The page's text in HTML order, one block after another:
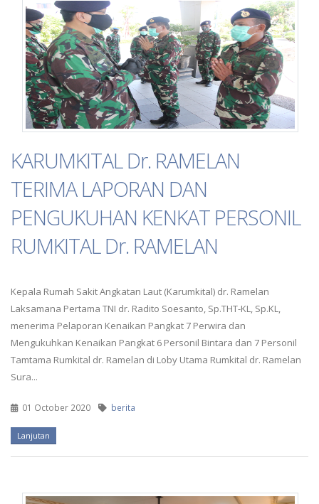
KARUMKITAL Dr. RAMELAN
TERIMA LAPORAN DAN
PENGUKUHAN KENKAT PERSONIL
RUMKITAL Dr. RAMELAN
Kepala Rumah Sakit Angkatan Laut (Karumkital) dr. Ramelan
Laksamana Pertama TNI dr. Radito Soesanto, Sp.THT-KL, Sp.KL,
menerima Pelaporan Kenaikan Pangkat 7 Perwira dan
Mengukuhkan Kenaikan Pangkat 6 Personil Bintara dan 7 Personil
Tamtama Rumkital dr. Ramelan di Loby Utama Rumkital dr. Ramelan
Sura...
01 October 2020 berita
Lanjutan